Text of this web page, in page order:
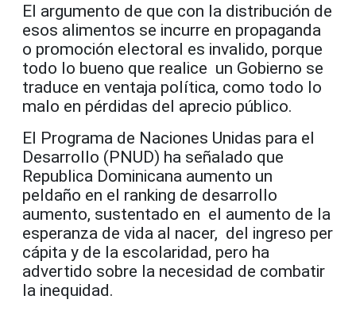
El argumento de que con la distribución de
esos alimentos se incurre en propaganda
o promoción electoral es invalido, porque
todo lo bueno que realice un Gobierno se
traduce en ventaja política, como todo lo
malo en pérdidas del aprecio público.
El Programa de Naciones Unidas para el
Desarrollo (PNUD) ha señalado que
Republica Dominicana aumento un
peldaño en el ranking de desarrollo
aumento, sustentado en el aumento de la
esperanza de vida al nacer, del ingreso per
cápita y de la escolaridad, pero ha
advertido sobre la necesidad de combatir
la inequidad.